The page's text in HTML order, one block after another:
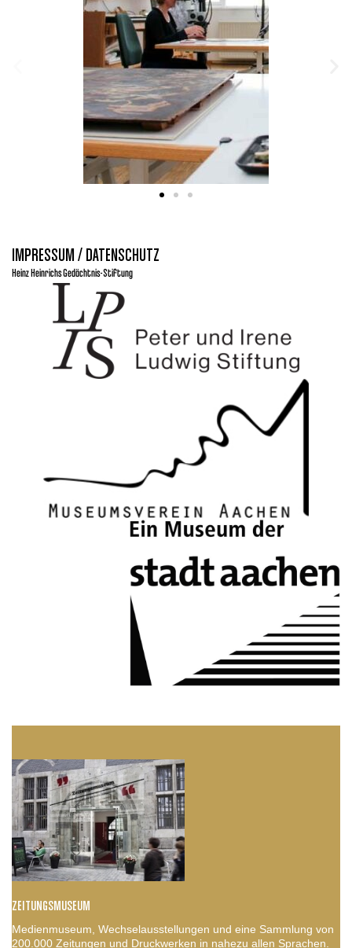
IMPRESSUM / DATENSCHUTZ
Heinz Heinrichs Gedächtnis-Stiftung
ZEITUNGSMUSEUM
Medienmuseum, Wechselausstellungen und eine Sammlung von
200.000 Zeitungen und Druckwerken in nahezu allen Sprachen.